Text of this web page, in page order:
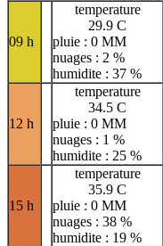
09 h
temperature
29.9 C
pluie : 0 MM
nuages : 2 %
humidite : 37 %
12 h
temperature
34.5 C
pluie : 0 MM
nuages : 1 %
humidite : 25 %
15 h
temperature
35.9 C
pluie : 0 MM
nuages : 38 %
humidite : 19 %